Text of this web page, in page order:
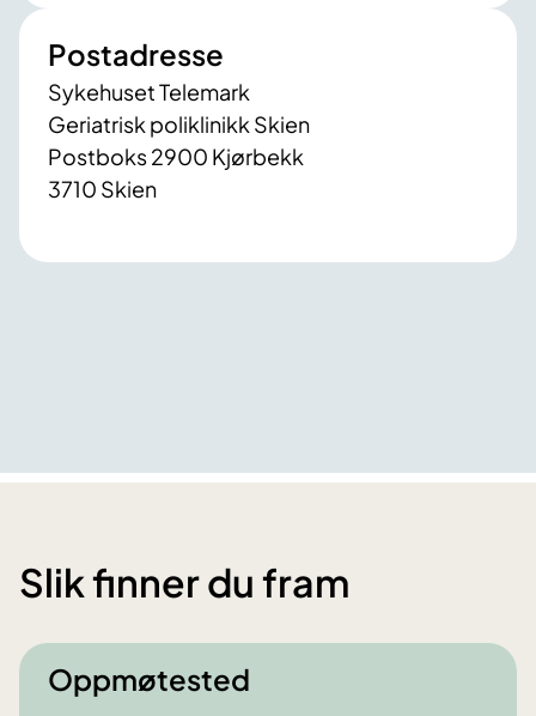
Postadresse
Sykehuset Telemark
Geriatrisk poliklinikk Skien
Postboks 2900 Kjørbekk
3710 Skien
Slik finner du fram
Oppmøtested